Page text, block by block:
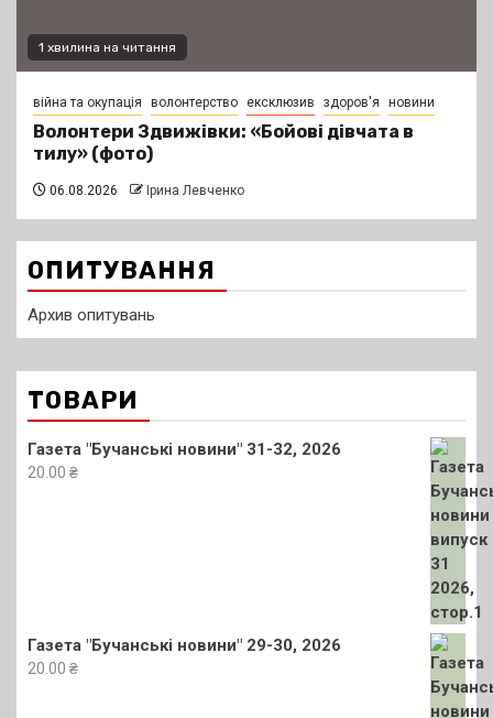
1 хвилина на читання
війна та окупація волонтерство ексклюзив здоров'я новини
Волонтери Здвижівки: «Бойові дівчата в
тилу» (фото)
06.08.2026 Ірина Левченко
ОПИТУВАННЯ
Архив опитувань
ТОВАРИ
Газета "Бучанські новини" 31-32, 2026
20.00 ₴
Газета "Бучанські новини" 29-30, 2026
20.00 ₴